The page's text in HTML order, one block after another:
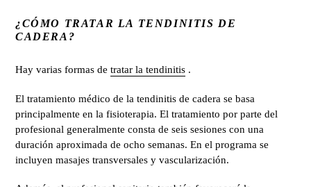
¿CÓMO TRATAR LA TENDINITIS DE
CADERA?
Hay varias formas de tratar la tendinitis .
El tratamiento médico de la tendinitis de cadera se basa
principalmente en la fisioterapia. El tratamiento por parte del
profesional generalmente consta de seis sesiones con una
duración aproximada de ocho semanas. En el programa se
incluyen masajes transversales y vascularización.